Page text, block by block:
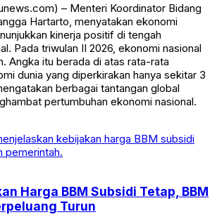
– Menteri Koordinator Bidang
Hartarto, menyatakan ekonomi
kinerja positif di tengah
Pada triwulan II 2026, ekonomi nasional
Angka itu berada di atas rata-rata
dunia yang diperkirakan hanya sekitar 3
berbagai tantangan global
pertumbuhan ekonomi nasional.
Harga BBM Subsidi Tetap, BBM
Turun